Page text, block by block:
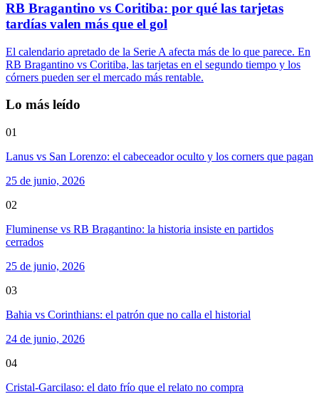
RB Bragantino vs Coritiba: por qué las tarjetas
tardías valen más que el gol
El calendario apretado de la Serie A afecta más de lo que parece. En
RB Bragantino vs Coritiba, las tarjetas en el segundo tiempo y los
córners pueden ser el mercado más rentable.
Lo más leído
01
Lanus vs San Lorenzo: el cabeceador oculto y los corners que pagan
25 de junio, 2026
02
Fluminense vs RB Bragantino: la historia insiste en partidos
cerrados
25 de junio, 2026
03
Bahia vs Corinthians: el patrón que no calla el historial
24 de junio, 2026
04
Cristal-Garcilaso: el dato frío que el relato no compra